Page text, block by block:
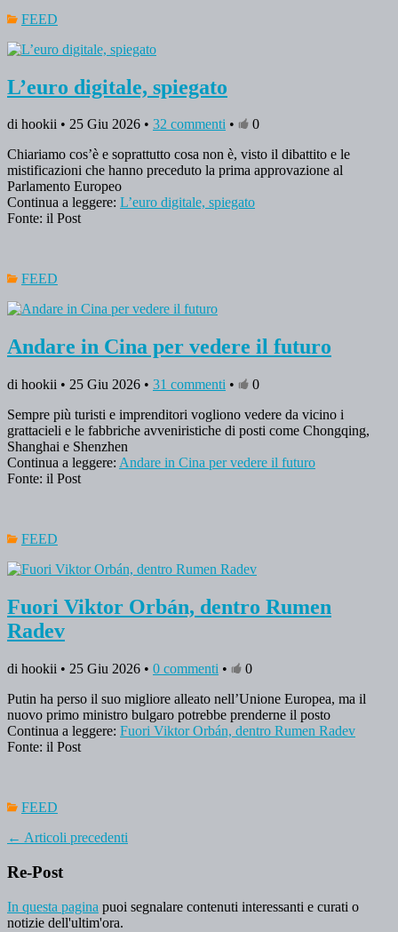
FEED
L’euro digitale, spiegato
di hookii • 25 Giu 2026 • 32 commenti •
0
Chiariamo cos’è e soprattutto cosa non è, visto il dibattito e le
mistificazioni che hanno preceduto la prima approvazione al
Parlamento Europeo
Continua a leggere: L’euro digitale, spiegato
Fonte: il Post
FEED
Andare in Cina per vedere il futuro
di hookii • 25 Giu 2026 • 31 commenti •
0
Sempre più turisti e imprenditori vogliono vedere da vicino i
grattacieli e le fabbriche avveniristiche di posti come Chongqing,
Shanghai e Shenzhen
Continua a leggere: Andare in Cina per vedere il futuro
Fonte: il Post
FEED
Fuori Viktor Orbán, dentro Rumen
Radev
di hookii • 25 Giu 2026 • 0 commenti •
0
Putin ha perso il suo migliore alleato nell’Unione Europea, ma il
nuovo primo ministro bulgaro potrebbe prenderne il posto
Continua a leggere: Fuori Viktor Orbán, dentro Rumen Radev
Fonte: il Post
FEED
← Articoli precedenti
Re-Post
In questa pagina puoi segnalare contenuti interessanti e curati o
notizie dell'ultim'ora.